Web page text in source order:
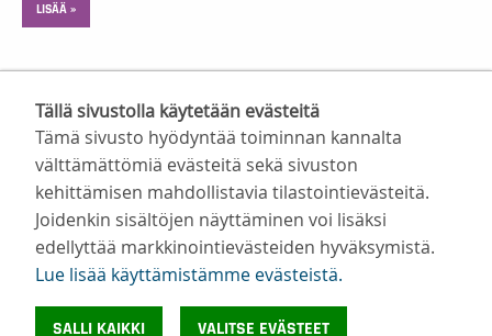
Tällä sivustolla käytetään evästeitä
Tämä sivusto hyödyntää toiminnan kannalta
välttämättömiä evästeitä sekä sivuston
kehittämisen mahdollistavia tilastointievästeitä.
Joidenkin sisältöjen näyttäminen voi lisäksi
edellyttää markkinointievästeiden hyväksymistä.
Lue lisää käyttämistämme evästeistä.​​​​​​
SALLI KAIKKI VALITSE EVÄSTEET
LISÄÄ »
Suomen Valmentajat ry
Valimotie 10, 00380 Helsinki
toimisto@suomenvalmentajat.fi
Kaikki yhteystiedot
Tietosuoja